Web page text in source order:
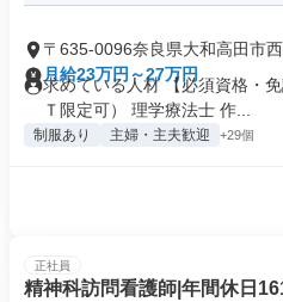
〒635-0096奈良県大和高田市
月給23万円～27万円
求めている人材 【必須資格・
Ｔ限定可） 理学療法士 作...
制服あり 主婦・主夫歓迎 +29個
正社員
精神科訪問看護師|年間休日